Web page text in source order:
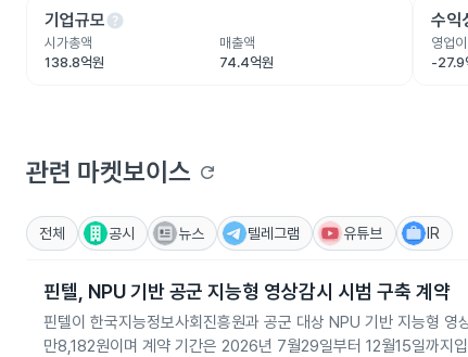
기업규모help
시가총액
138.8억원
매출액
74.4억원
수익
영업
-27.9
관련 마켓보이스 refresh
전체 공시 뉴스 텔레그램 유튜브 IR
핀텔, NPU 기반 공군 지능형 영상감시 시범 구축 계약
핀텔이 한국지능정보사회진흥원과 공군 대상 NPU 기반 지능형
만8,182원이며 계약 기간은 2026년 7월29일부터 12월15일까지